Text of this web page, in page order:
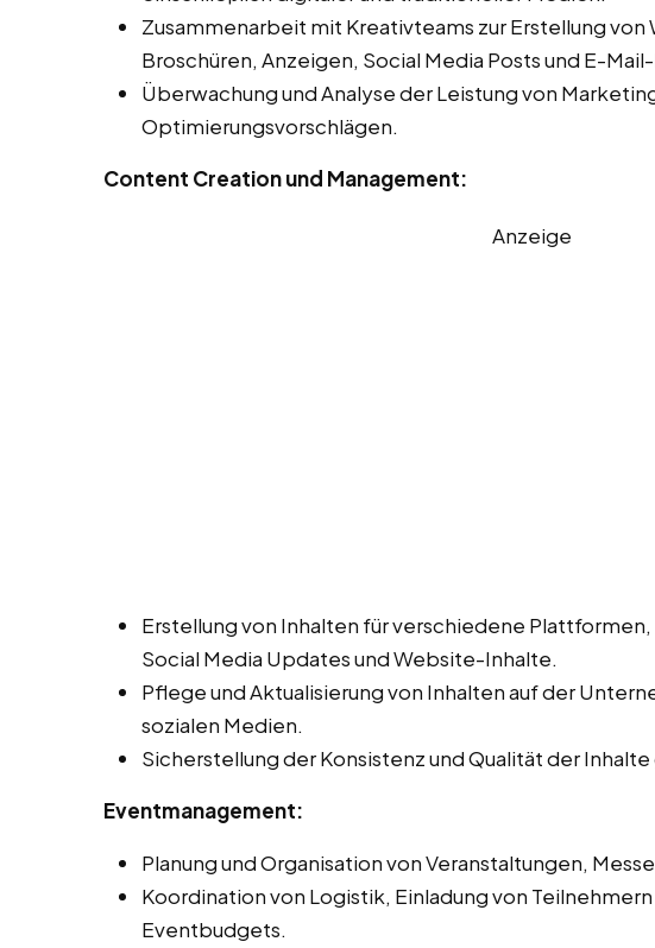
Zusammenarbeit mit Kreativteams zur Erstellung
Broschüren, Anzeigen, Social Media Posts und E-
Überwachung und Analyse der Leistung von
Optimierungsvorschlägen.
Content Creation und Management:
Anzeige
Erstellung von Inhalten für verschiedene
Social Media Updates und Website-Inhalte.
Pflege und Aktualisierung von Inhalten auf der
sozialen Medien.
Sicherstellung der Konsistenz und Qualität der
Eventmanagement:
Planung und Organisation von Veranstaltungen,
Koordination von Logistik, Einladung von
Eventbudgets.